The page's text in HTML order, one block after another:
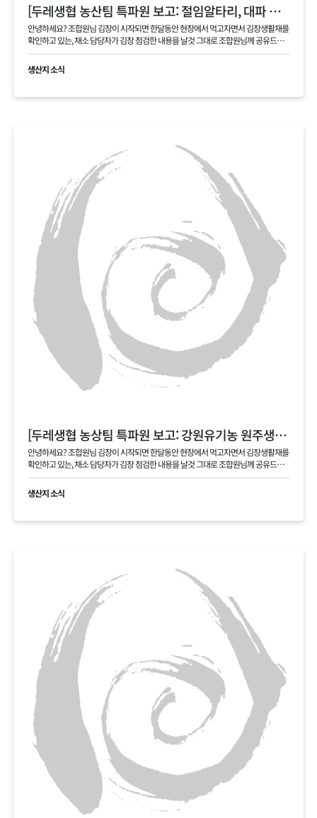
[두레생협 농산팀 특파원 보고: 절임알타리, 대파 현장]
안녕하세요? 조합원님 김장이 시작되면 한달동안 현장에서 먹고자면서 김장생활재를
확인하고 있는, 채소 담당자가 김장 점검한 내용을 날것 그대로 조합원님께 공유드립
니다 .
생산지 소식
[두레생협 농상팀 특파원 보고: 강원유기농 원주생명농업 현장]
안녕하세요? 조합원님 김장이 시작되면 한달동안 현장에서 먹고자면서 김장생활재를
확인하고 있는, 채소 담당자가 김장 점검한 내용을 날것 그대로 조합원님께 공유드립
니다 .
생산지 소식